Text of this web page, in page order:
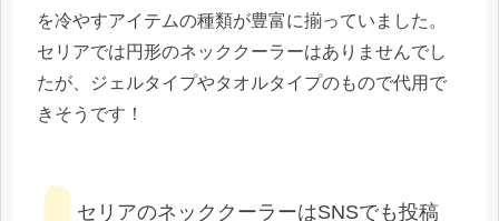
を冷やすアイテムの種類が豊富に揃っていました。
セリアでは円形のネッククーラーはありませんでし
たが、ジェルタイプやタオルタイプのもので代用で
きそうです！
セリアのネッククーラーはSNSでも投稿